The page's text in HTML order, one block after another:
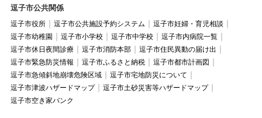
逗子市公共関係
逗子市役所 逗子市公共施設予約システム
逗子市妊婦・育児相談
逗子市幼稚園
逗子市小学校 逗子市中学校
逗子市内病院一覧
逗子市休日夜間診療
逗子市消防本部
逗子市住民異動の届け出
逗子市緊急防災情報
逗子市ふるさと納税
逗子市都市計画図
逗子市急傾斜地崩壊危険区域
逗子市宅地防災について
逗子市津波ハザードマップ
逗子市土砂災害等ハザードマップ
逗子市空き家バンク